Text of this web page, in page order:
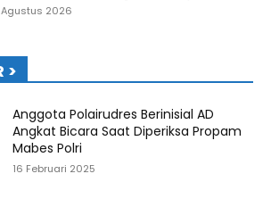
Agustus 2026
>
Anggota Polairudres Berinisial AD
Angkat Bicara Saat Diperiksa Propam
Mabes Polri
16 Februari 2025